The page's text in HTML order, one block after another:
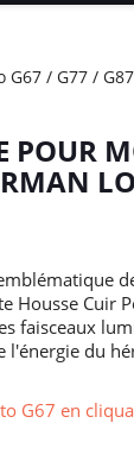
/ G77 /
POUR
Housse Cuir
faisceaux
l'énergie du
G67 en